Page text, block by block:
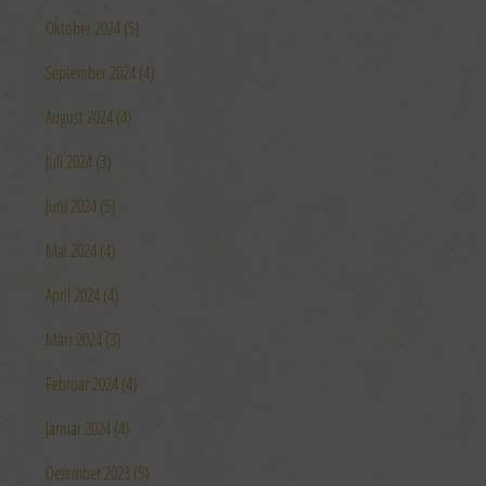
Oktober 2024 (5)
September 2024 (4)
August 2024 (4)
Juli 2024 (3)
Juni 2024 (5)
Mai 2024 (4)
April 2024 (4)
März 2024 (3)
Februar 2024 (4)
Januar 2024 (4)
Dezember 2023 (5)